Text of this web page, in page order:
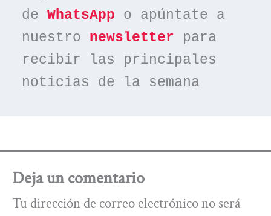
de WhatsApp o apúntate a
nuestro newsletter para
recibir las principales
noticias de la semana
Deja un comentario
Tu dirección de correo electrónico no será